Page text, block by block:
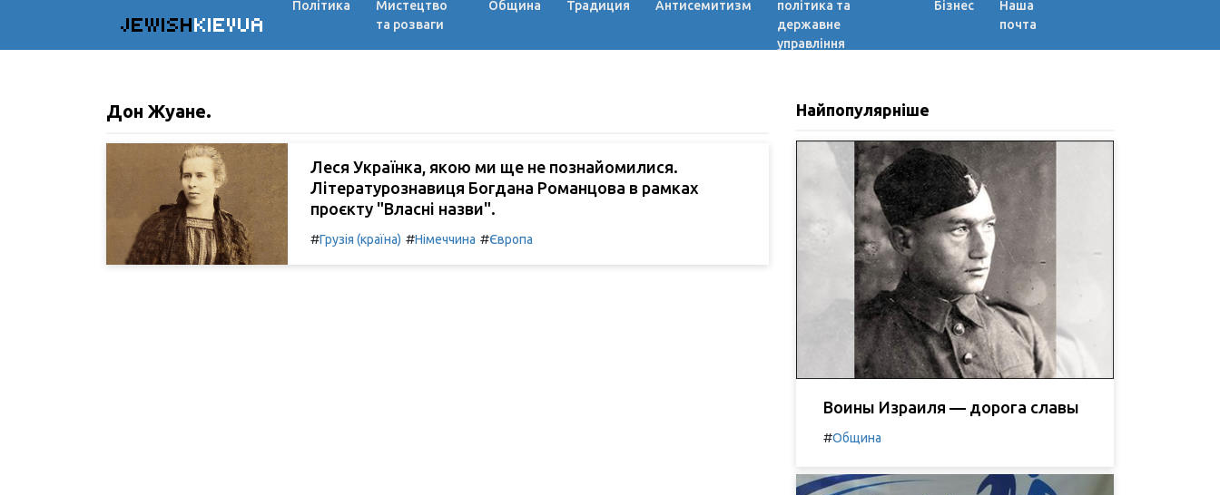
JEWISHKIEVUA
Політика
Мистецтво
та розваги
Община Традиция Антисемитизм
політика та
державне
управління
Бізнес
Наша
почта
Дон Жуане.
Леся Українка, якою ми ще не познайомилися.
Літературознавиця Богдана Романцова в рамках
проєкту "Власні назви".
#Грузія (країна) #Німеччина #Європа
Найпопулярніше
Воины Израиля — дорога славы
#Община